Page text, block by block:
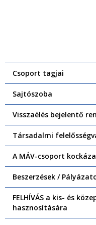
Csoport tagjai
Sajtószoba
Visszaélés bejelentő
Társadalmi
A MÁV-csoport
Beszerzések /
FELHÍVÁS a kis- és
hasznosítására